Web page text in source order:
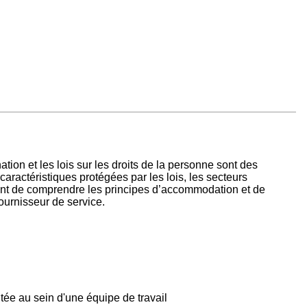
et les lois sur les droits de la personne sont des
protégées par les lois, les secteurs
de comprendre les principes d’accommodation et de
de service.
au sein d'une équipe de travail